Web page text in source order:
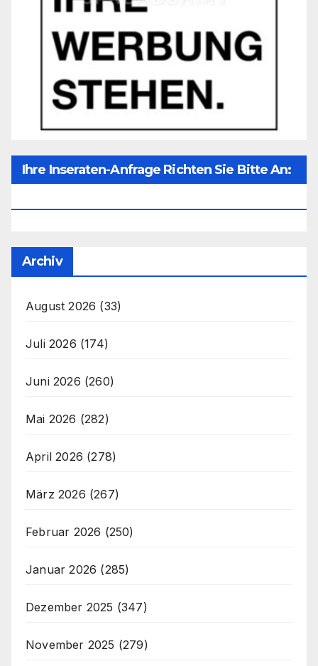
Ihre Inseraten-Anfrage Richten Sie Bitte An:
Archiv
August 2026 (33)
Juli 2026 (174)
Juni 2026 (260)
Mai 2026 (282)
April 2026 (278)
März 2026 (267)
Februar 2026 (250)
Januar 2026 (285)
Dezember 2025 (347)
November 2025 (279)